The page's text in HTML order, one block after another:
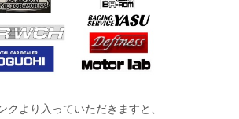
クより入っていただきますと、